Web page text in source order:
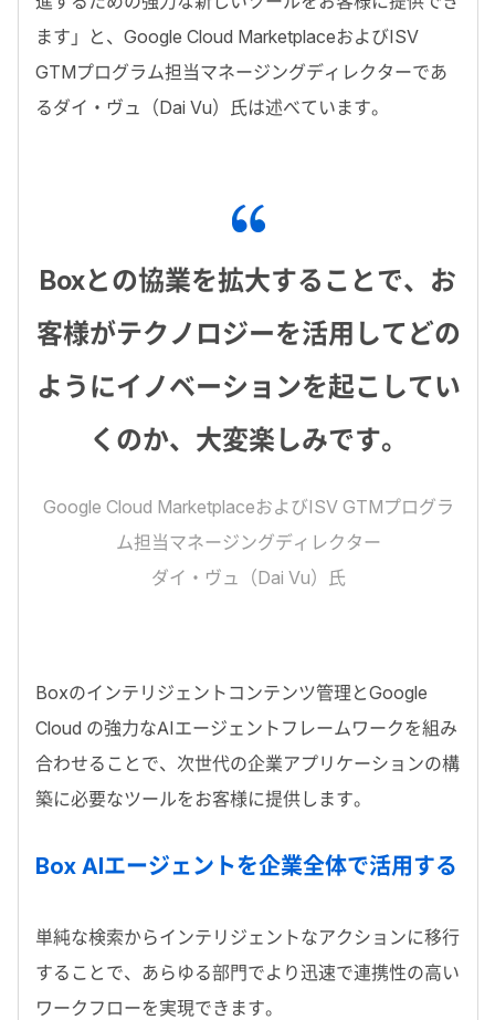
ます」と、 Google Cloud MarketplaceおよびISV
GTMプログラム担当マネージングディレクターであ
るダイ・ヴュ（Dai Vu）氏は述べています。
Boxとの協業を拡大することで、お
客様がテクノロジーを活用してどの
ようにイノベーションを起こしてい
くのか、大変楽しみです。
Google Cloud MarketplaceおよびISV GTMプログラ
ム担当マネージングディレクター
ダイ・ヴュ（Dai Vu）氏
Boxのインテリジェントコンテンツ管理とGoogle
Cloud の強力なAIエージェントフレームワークを組み
合わせることで、次世代の企業アプリケーションの構
築に必要なツールをお客様に提供します。
Box AIエージェントを企業全体で活用する
単純な検索からインテリジェントなアクションに移行
することで、あらゆる部門でより迅速で連携性の高い
ワークフローを実現できます。